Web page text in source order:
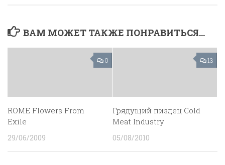
ВАМ МОЖЕТ ТАКЖЕ ПОНРАВИТЬСЯ...
0
ROME Flowers From
Exile
29/06/2009
13
Грядущий пиздец Cold
Meat Industry
05/08/2010